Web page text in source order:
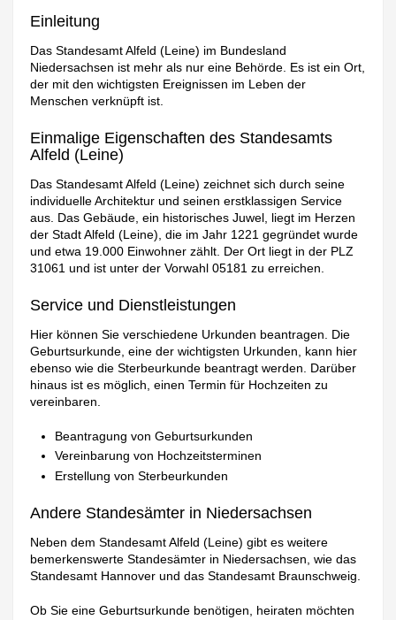
Einleitung
Das Standesamt Alfeld (Leine) im Bundesland
Niedersachsen ist mehr als nur eine Behörde. Es ist ein Ort,
der mit den wichtigsten Ereignissen im Leben der
Menschen verknüpft ist.
Einmalige Eigenschaften des Standesamts
Alfeld (Leine)
Das Standesamt Alfeld (Leine) zeichnet sich durch seine
individuelle Architektur und seinen erstklassigen Service
aus. Das Gebäude, ein historisches Juwel, liegt im Herzen
der Stadt Alfeld (Leine), die im Jahr 1221 gegründet wurde
und etwa 19.000 Einwohner zählt. Der Ort liegt in der PLZ
31061 und ist unter der Vorwahl 05181 zu erreichen.
Service und Dienstleistungen
Hier können Sie verschiedene Urkunden beantragen. Die
Geburtsurkunde, eine der wichtigsten Urkunden, kann hier
ebenso wie die Sterbeurkunde beantragt werden. Darüber
hinaus ist es möglich, einen Termin für Hochzeiten zu
vereinbaren.
Beantragung von Geburtsurkunden
Vereinbarung von Hochzeitsterminen
Erstellung von Sterbeurkunden
Andere Standesämter in Niedersachsen
Neben dem Standesamt Alfeld (Leine) gibt es weitere
bemerkenswerte Standesämter in Niedersachsen, wie das
Standesamt Hannover und das Standesamt Braunschweig.
Ob Sie eine Geburtsurkunde benötigen, heiraten möchten